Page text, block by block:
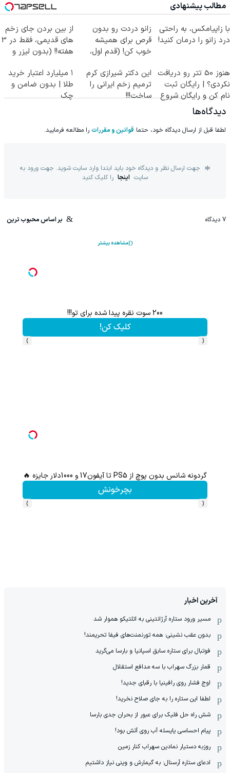
مطالب پیشنهادی
با زاپیامکس، به راحتی
درد زانو را درمان کنید!
زانو دردت رو بدون
قرص برای همیشه
خوب کن! (قدم اول،
از بین بردن جای زخم
های قدیمی، فقط در 3
هفته!! (بدون لیزر و
هنوز 50 تتر رو دریافت
نکردی؟ | رایگان ثبت
نام کن و رایگان شروع
کن!
این دکتر شیرازی کرم
ترمیم زخم ایرانی را
ساخت!!!
۱ میلیارد اعتبار خرید
طلا | بدون ضامن و
چک
دیدگاه‌ها
لطفا قبل از ارسال دیدگاه خود، حتما قوانین و مقررات را مطالعه فرمایید.
جهت ارسال نظر و دیدگاه خود باید ابتدا وارد سایت شوید. جهت ورود به
سایت اینجا را کلیک کنید
7 دیدگاه بر اساس محبوب ترین
مشاهده بیشتر
200 سوت نقره پیدا شده برای تو!!!
کلیک کن!
‹
›
گردونه شانس بدون پوچ از PS5 تا آیفون17 و 1000دلار جایزه 🔥
بچرخونش
‹
›
آخرین اخبار
مسیر ورود ستاره آرژانتینی به اتلتیکو هموار شد
بدون عقب نشینی: همه تورنمنت‌های فیفا تحریمند!
فوتبال برای ستاره سابق اسپانیا و بارسا می‌گرید
قمار بزرگ سهراب با سه مدافع استقلال
اوج فشار روی رافینیا با رقبای جدید!
لطفا این ستاره را به جای صلاح نخرید!
شش راه حل فلیک برای عبور از بحران جدی بارسا
پیام احساسی یایسله آب روی آتش بود!
روزبه دستیار نمادین سهراب کنار زمین
ادعای ستاره آرسنال: به گیمارش و وینی نیاز داشتیم